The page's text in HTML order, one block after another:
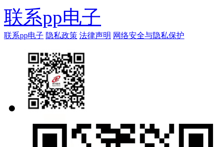
联系pp电子
联系pp电子 隐私政策 法律声明 网络安全与隐私保护